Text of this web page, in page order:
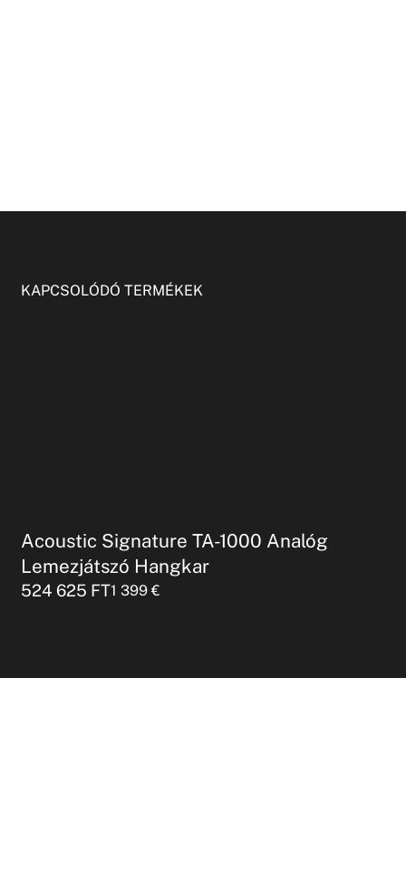
KAPCSOLÓDÓ TERMÉKEK
Acoustic Signature TA-1000 Analóg
Lemezjátszó Hangkar
524 625 FT1 399€